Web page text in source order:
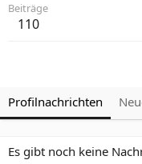
Beiträge
110
Profilnachrichten
Es gibt noch keine